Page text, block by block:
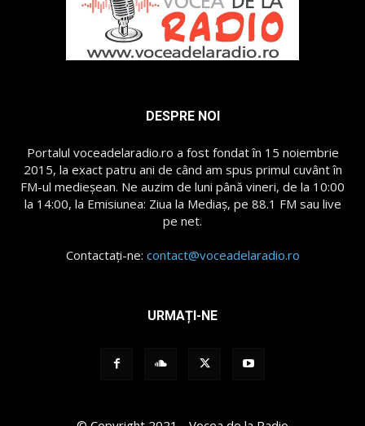
DESPRE NOI
Portalul voceadelaradio.ro a fost fondat în 15 noiembrie
2015, la exact patru ani de când am spus primul cuvânt în
FM-ul medieșean. Ne auzim de luni până vineri, de la 10:00
la 14:00, la Emisiunea: Ziua la Mediaș, pe 88.1 FM sau live
pe net.
Contactați-ne: contact@voceadelaradio.ro
URMAȚI-NE